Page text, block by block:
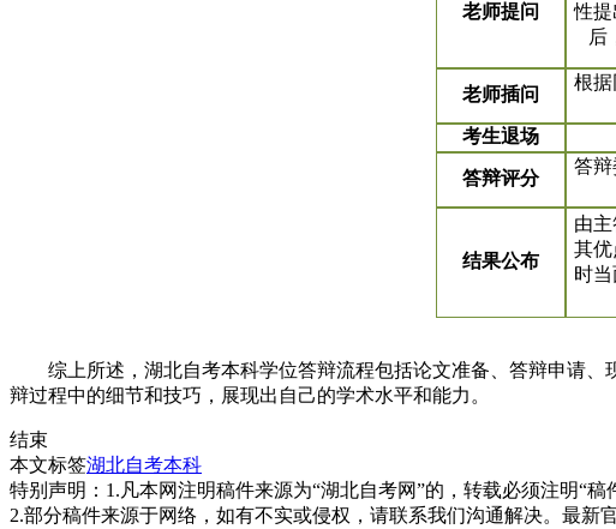
老师提问
性
后
老师插问
根
考生退场
答辩评分
答
结果公布
由
其
时
综上所述，湖北自考本科学位答辩流程包括论文准备、答辩申请、
辩过程中的细节和技巧，展现出自己的学术水平和能力。
结束
本文标签湖北自考本科
特别声明：1.凡本网注明稿件来源为“湖北自考网”的，转载必须注明“
2.部分稿件来源于网络，如有不实或侵权，请联系我们沟通解决。最新